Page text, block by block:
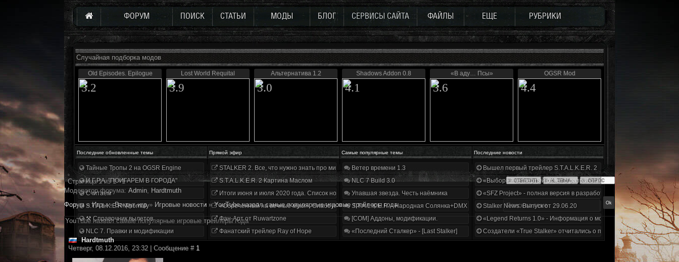
ФОРУМ ПОИСК СТАТЬИ МОДЫ БЛОГ СЕРВИСЫ САЙТА ФАЙЛЫ ЕЩЕ РУБРИКИ
Случайная подборка модов
Old Episodes. Epilogue
3.2
Lost World Requital
3.9
Альтернатива 1.2
3.0
Shadows Addon 0.8
4.1
«В аду… Псы»
3.6
OGSR Mod
4.4
Последние обновленные темы Прямой эфир Самые популярные темы Последние новости
Тайные Тропы 2 на OGSR Engine
И.Г.Р.А. "ПОИГАРЕМ В ГОРОДА"
Считаем
S.T.A.L.K.E.R. Anomaly
⚒ Справочник вылетов
NLC 7. Правки и модификации
STALKER 2. Все, что нужно знать про мир, геймплей и сюжет | Разбор трейлера
S.T.A.L.K.E.R. 2 Картина Маслом
Итоги июня и июля 2020 года. Список нововведений
«Обречённый на вечные муки». Слабоумие и отвага
Фан-Арт от Ruwartzone
Фанатский трейлер Ray of Hope
Ветер времени 1.3
NLC 7 Build 3.0
Упавшая звезда. Честь наёмника
S.T.A.L.K.E.R. - Народная Солянка+DMX 1.3.5.ООП.МА.К.
[COM] Аддоны, модификации.
«Последний Сталкер» - [Last Stalker]
Вышел первый трейлер S.T.A.L.K.E.R. 2
«Выбор» - четвертый отчет о разработке!
«SFZ Project» - полная версия в разработке!
Stalker News. Выпуск от 29.06.20
«Legend Returns 1.0» - Информация о моде за июнь 2020
Создатели «True Stalker» отчитались о проделанной работе
Страница1из1
1
Модератор форума: Аdmin, Hardtmuth
Форум » Игры » Вокруг игр » Игровые новости » YouTube назвал самые популярные игровые трейлеры года
YouTube назвал самые популярные игровые трейлеры года
Hardtmuth
Четверг, 08.12.2016, 23:32 | Сообщение # 1